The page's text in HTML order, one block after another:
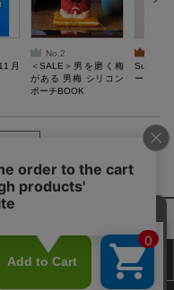
月
No.2
＜SALE＞男を磨く梅
がある 男梅 シリコン
ポーチBOOK
ーツチャ
ー覧
式通販ご利用ガイド